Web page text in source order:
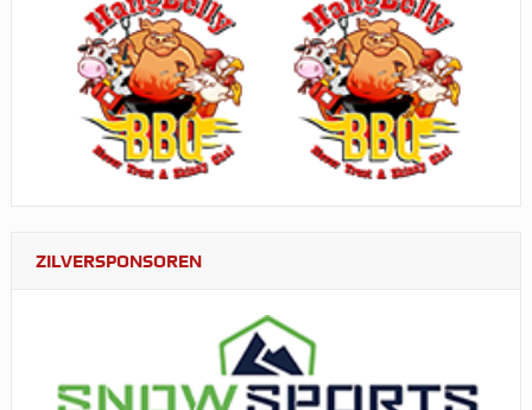
ZILVERSPONSOREN